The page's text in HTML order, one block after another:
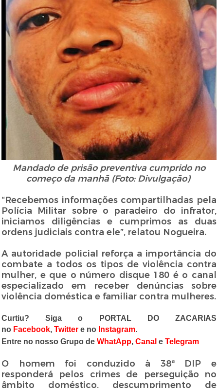
Mandado de prisão preventiva cumpridono
começo da manhã (Foto: Divulgação)
“Recebemos informações compartilhadas pela
Polícia Militar sobre o paradeiro do infrator,
iniciamos diligências e cumprimos as duas
ordens judiciais contra ele”, relatou Nogueira.
A autoridade policial reforça a importância do
combate a todos os tipos de violência contra
mulher, e que o número disque 180 é o canal
especializado em receber denúncias sobre
violência doméstica e familiar contra mulheres.
Curtiu? Siga o PORTAL DO ZACARIAS
no Facebook,Twitter e no Instagram.
Entre no nosso Grupo deWhatApp,Canal eTelegram
O homem foi conduzido à 38ª DIP e
responderá pelos crimes de perseguição no
âmbito doméstico, descumprimento de